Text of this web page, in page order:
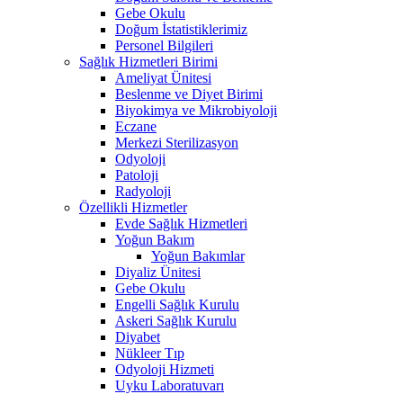
Gebe Okulu
Doğum İstatistiklerimiz
Personel Bilgileri
Sağlık Hizmetleri Birimi
Ameliyat Ünitesi
Beslenme ve Diyet Birimi
Biyokimya ve Mikrobiyoloji
Eczane
Merkezi Sterilizasyon
Odyoloji
Patoloji
Radyoloji
Özellikli Hizmetler
Evde Sağlık Hizmetleri
Yoğun Bakım
Yoğun Bakımlar
Diyaliz Ünitesi
Gebe Okulu
Engelli Sağlık Kurulu
Askeri Sağlık Kurulu
Diyabet
Nükleer Tıp
Odyoloji Hizmeti
Uyku Laboratuvarı